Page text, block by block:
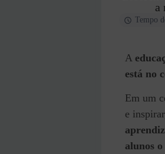
a
Tempo
A
está no
Em um
e
alunos